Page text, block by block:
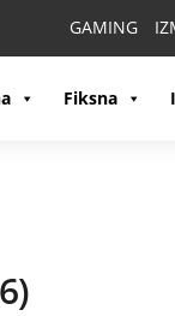
GAMING
Fiksna